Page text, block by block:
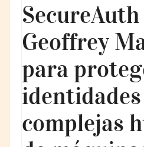
Geoffrey
para
identidades
complejas